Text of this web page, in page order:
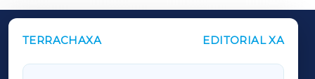
TERRACHAXA EDITORIAL XA
OUTROS PERIÓDICOS